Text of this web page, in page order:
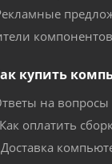
купить
на вопросы
Как оплатить
Доставка